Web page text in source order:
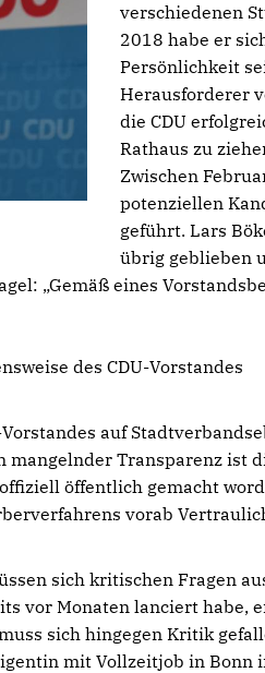
verschiedenen
2018 habe er
Persönlichkeit
Herausforderer
die CDU
Rathaus zu
Zwischen
potenziellen
geführt. Lars
übrig geblieben
„Gemäß eines
des CDU-Vorstandes
auf
Transparenz ist
öffentlich gemacht
vorab
sich kritischen Fragen
vor Monaten lanciert
sich hingegen Kritik
mit Vollzeitjob in Bonn